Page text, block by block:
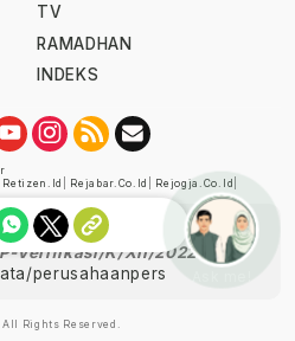
TV
RAMADHAN
INDEKS
Retizen.id Rejabar.co.id Rejogja.co.id
oleh Dewan Pers
Verifikasi/K/XII/2022
perusahaanpers
Rights Reserved.